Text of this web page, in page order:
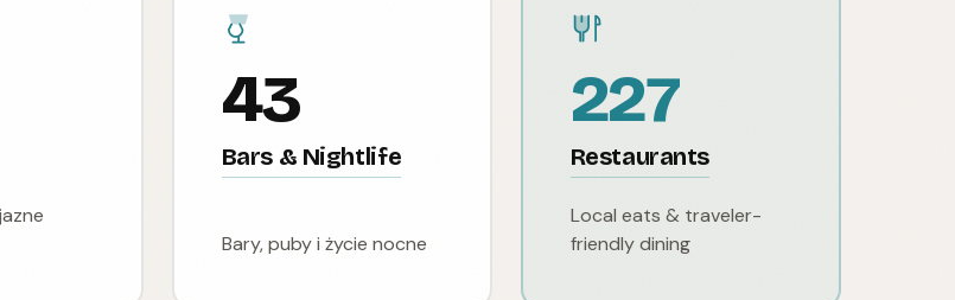
43
Bars & Nightlife
Bary, puby i życie nocne
227
Restaurants
Local eats & traveler-
friendly dining